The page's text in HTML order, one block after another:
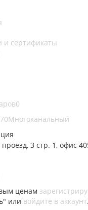
и сертификаты
0
Многоканальный
проезд, 3 стр. 1, офис
ценам
или войдите в аккаунт.